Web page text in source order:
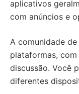
aplicativos
com anúncios e
A comunidade
plataformas,
discussão. Você
diferentes